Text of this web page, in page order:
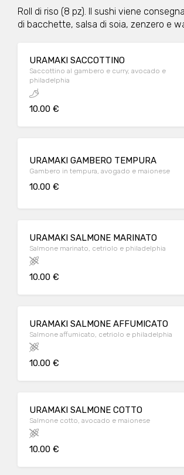
Roll di riso (8 pz). Il sushi viene
di bacchette, salsa di soia, zenzero e
URAMAKI SACCOTTINO
Saccottino al gambero e curry, avocado e
philadelphia
10.00 €
URAMAKI GAMBERO TEMPURA
Gambero in tempura, avogado e maionese
10.00 €
URAMAKI SALMONE MARINATO
Salmone marinato, cetriolo e philadelphia
10.00 €
URAMAKI SALMONE AFFUMICATO
Salmone affumicato, cetriolo e philadelphia
10.00 €
URAMAKI SALMONE COTTO
Salmone cotto, avocado e maionese
10.00 €